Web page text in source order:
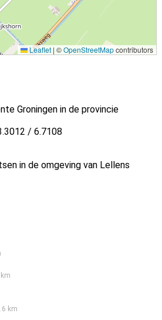
Leaflet | ©OpenStreetMapcontributors
Groningen in de provincie
/ 6.7108
in de omgeving van Lellens
km